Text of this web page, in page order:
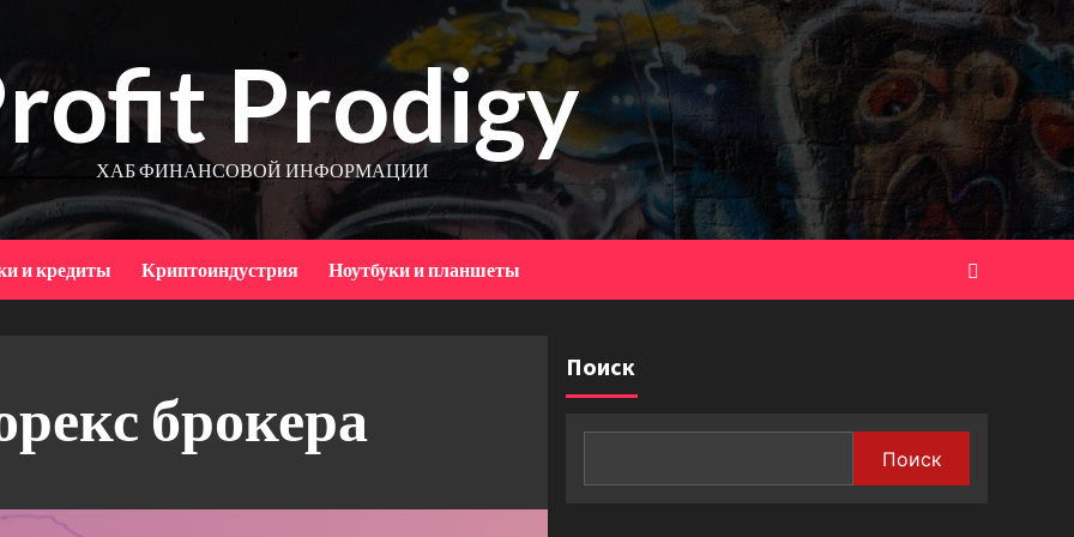
Prodigy
ХАБ ФИНАНСОВОЙ ИНФОРМАЦИИ
и кредиты Криптоиндустрия Ноутбуки и планшеты
брокера
Поиск
Поиск